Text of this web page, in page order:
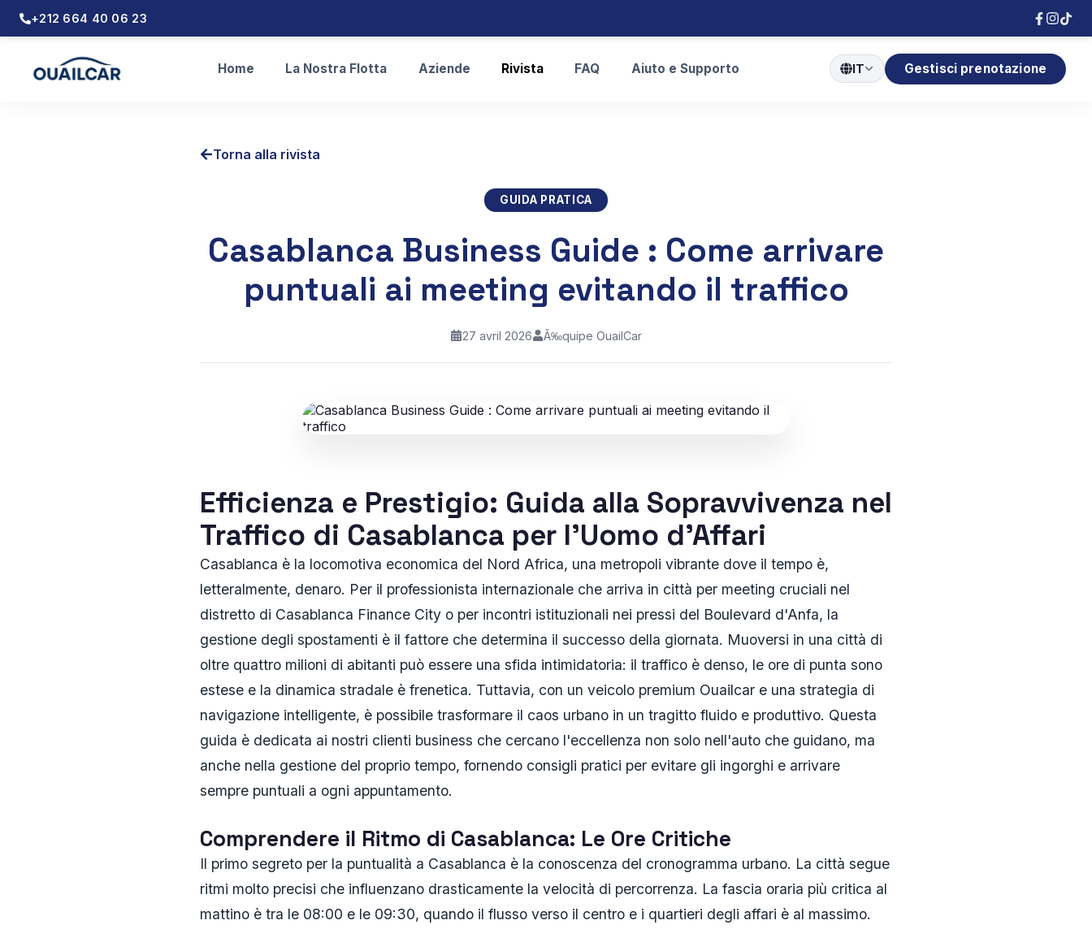
+212 664 40 06 23
Home La Nostra Flotta Aziende Rivista FAQ Aiuto e Supporto IT Gestisci prenotazione
Torna alla rivista
GUIDA PRATICA
Casablanca Business Guide : Come arrivare
puntuali ai meeting evitando il traffico
27 avril 2026 Ã‰quipe OuailCar
Efficienza e Prestigio: Guida alla Sopravvivenza nel
Traffico di Casablanca per l'Uomo d'Affari
Casablanca è la locomotiva economica del Nord Africa, una metropoli vibrante dove il tempo è,
letteralmente, denaro. Per il professionista internazionale che arriva in città per meeting cruciali nel
distretto di Casablanca Finance City o per incontri istituzionali nei pressi del Boulevard d'Anfa, la
gestione degli spostamenti è il fattore che determina il successo della giornata. Muoversi in una città di
oltre quattro milioni di abitanti può essere una sfida intimidatoria: il traffico è denso, le ore di punta sono
estese e la dinamica stradale è frenetica. Tuttavia, con un veicolo premium Ouailcar e una strategia di
navigazione intelligente, è possibile trasformare il caos urbano in un tragitto fluido e produttivo. Questa
guida è dedicata ai nostri clienti business che cercano l'eccellenza non solo nell'auto che guidano, ma
anche nella gestione del proprio tempo, fornendo consigli pratici per evitare gli ingorghi e arrivare
sempre puntuali a ogni appuntamento.
Comprendere il Ritmo di Casablanca: Le Ore Critiche
Il primo segreto per la puntualità a Casablanca è la conoscenza del cronogramma urbano. La città segue
ritmi molto precisi che influenzano drasticamente la velocità di percorrenza. La fascia oraria più critica al
mattino è tra le 08:00 e le 09:30, quando il flusso verso il centro e i quartieri degli affari è al massimo.